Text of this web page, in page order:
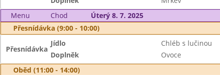
Menu
Chod
Úterý 8. 7. 2025
Přesnídávka (9:00 - 10:00)
Přesnídávka
Jídlo
Chléb s lučinou
Doplněk
Ovoce
Oběd (11:00 - 14:00)